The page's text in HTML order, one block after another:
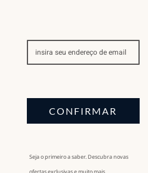
CONFIRMAR
Seja o primeiro a saber. Descubra novas